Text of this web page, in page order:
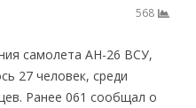
568
самолета АН-26 ВСУ,
27 человек, среди
Ранее 061 сообщал о